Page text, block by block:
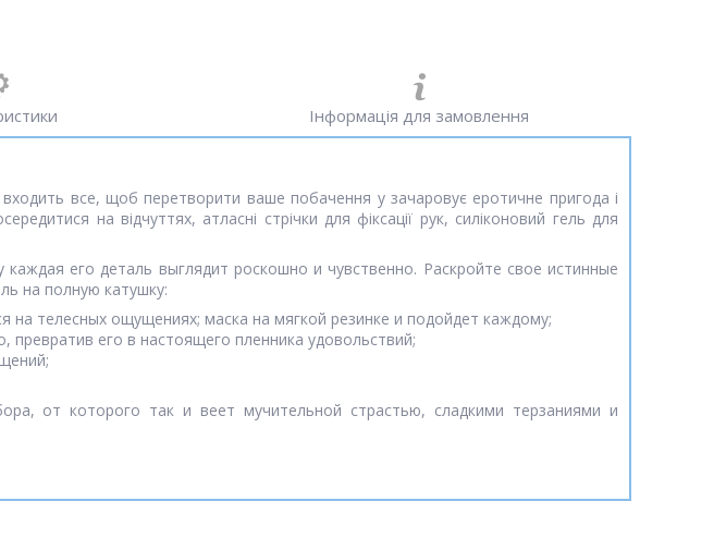
Інформація для замовлення
все, щоб перетворити ваше побачення у зачаровує еротичне пригода і
на відчуттях, атласні стрічки для фіксації рук, силіконовий гель для
его деталь выглядит роскошно и чувственно. Раскройте свое истинные
на полную катушку:
телесных ощущениях; маска на мягкой резинке и подойдет каждому;
его в настоящего пленника удовольствий;
от которого так и веет мучительной страстью, сладкими терзаниями и